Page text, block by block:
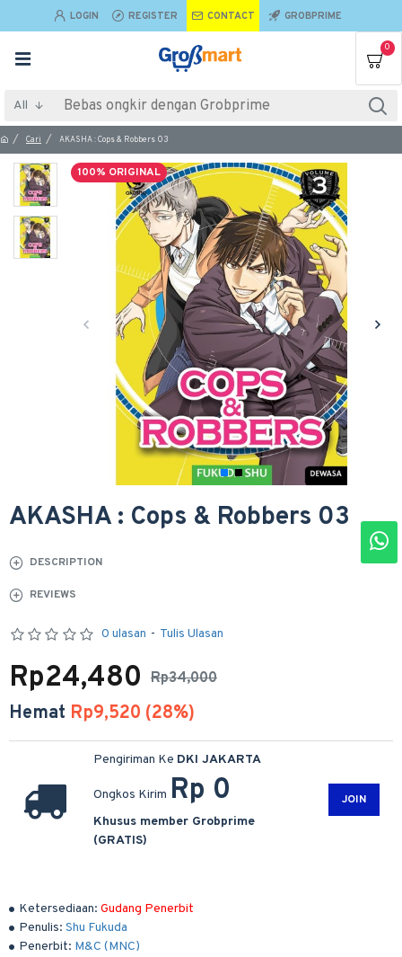
LOGIN REGISTER CONTACT GROBPRIME
0
All
Cari AKASHA : Cops & Robbers 03
100% ORIGINAL
AKASHA : Cops & Robbers 03
DESCRIPTION
REVIEWS
Ketersediaan: Gudang Penerbit
Penulis: Shu Fukuda
Penerbit: M&C (MNC)
0 ulasan - Tulis Ulasan
Rp34,000
Rp24,480
Hemat Rp9,520 (28%)
Pengiriman Ke DKI JAKARTA
Ongkos Kirim Rp 0
Khusus member Grobprime
(GRATIS)
JOIN